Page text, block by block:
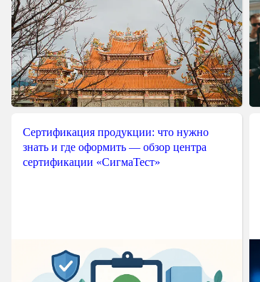
Сертификация продукции: что нужно
знать и где оформить — обзор центра
сертификации «СигмаТест»